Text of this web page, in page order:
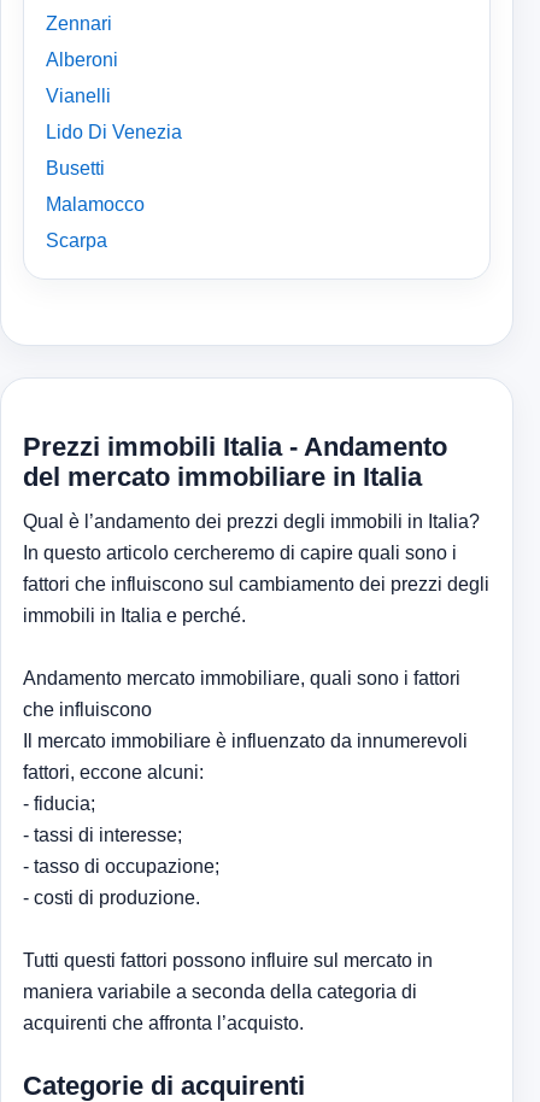
Zennari
Alberoni
Vianelli
Lido Di Venezia
Busetti
Malamocco
Scarpa
Prezzi immobili Italia - Andamento
del mercato immobiliare in Italia
Qual è l’andamento dei prezzi degli immobili in Italia?
In questo articolo cercheremo di capire quali sono i
fattori che influiscono sul cambiamento dei prezzi degli
immobili in Italia e perché.
Andamento mercato immobiliare, quali sono i fattori
che influiscono
Il mercato immobiliare è influenzato da innumerevoli
fattori, eccone alcuni:
- fiducia;
- tassi di interesse;
- tasso di occupazione;
- costi di produzione.
Tutti questi fattori possono influire sul mercato in
maniera variabile a seconda della categoria di
acquirenti che affronta l’acquisto.
Categorie di acquirenti